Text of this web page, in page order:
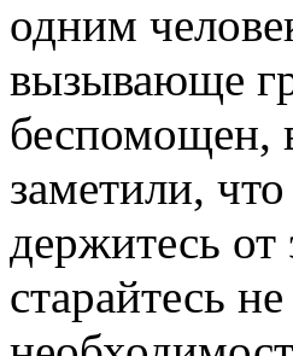
одним
вызывающе
беспомощен,
заметили,
держитесь от
старайтесь